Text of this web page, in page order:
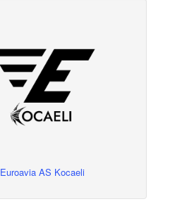
Euroavia AS Kocaeli